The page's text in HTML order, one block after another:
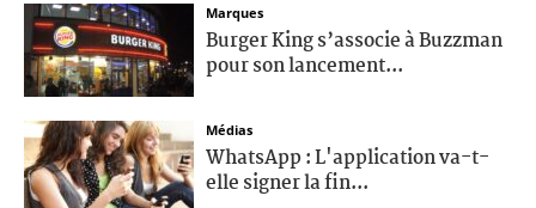
Marques
Burger King s’associe à Buzzman
pour son lancement...
Médias
WhatsApp : L'application va-t-
elle signer la fin...